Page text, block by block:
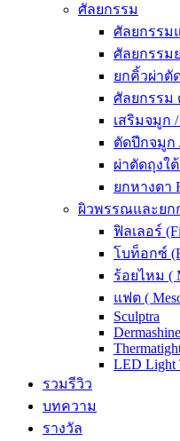
ศัลยกรรม
ศัลยกรรม
ศัลยกรรม
ยกคิ้วผ่าตั
ศัลยกรรม
เสริมจมูก
ตัดปีกจมูก
ผ่าตัดถุงใ
ยกหางตา
ผิวพรรณและยก
ฟิลเลอร์
โบท็อกซ์
ร้อยไหม (
แฟต (
Sculptra
Dermashine
LED Light
รวมรีวิว
บทความ
รางวัล